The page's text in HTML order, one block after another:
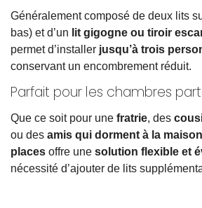
Généralement composé de deux lits
bas) et d’un lit gigogne ou tiroir
permet d’installer jusqu’à trois
conservant un encombrement réduit.
Parfait pour les chambres
Que ce soit pour une fratrie, des
ou des amis qui dorment à la maison
places offre une solution flexible et
nécessité d’ajouter de lits